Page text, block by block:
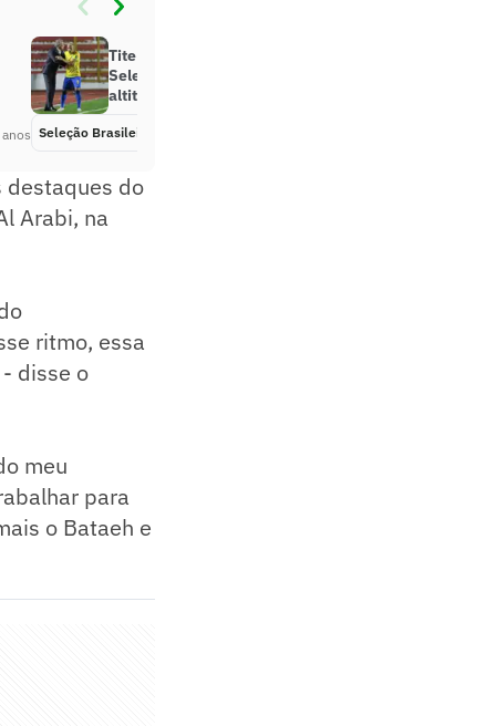
Tite aprova desempenho da
Seleção Brasileira jogando na
altitude
Seleção Brasileira
destaques do
Arabi, na
ritmo, essa
disse o
meu
para
o Bataeh e